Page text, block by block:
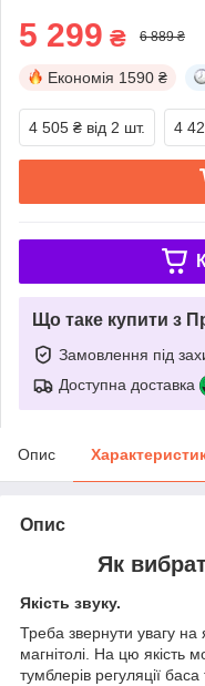
5 299 ₴ 6 889 ₴
Економія 1590 ₴
4 505 ₴ від 2 шт. 4
Що таке купити з
Замовлення під
Доступна доставка
Опис
Опис
Як
Якість звуку.
Треба звернути увагу на
магнітолі. На цю якість
тумблерів регуляції